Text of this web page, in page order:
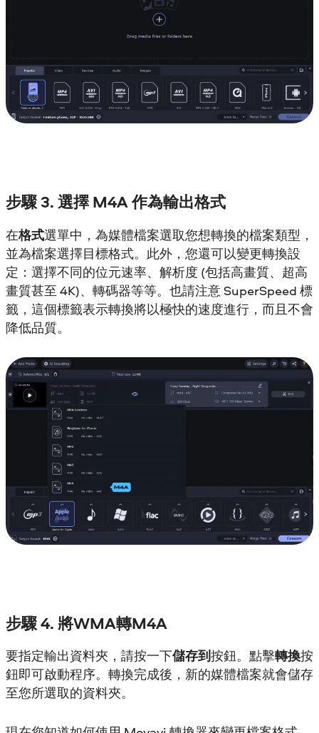
步驟 3. 選擇 M4A 作為輸出格式
在格式選單中，為媒體檔案選取您想轉換的檔案類型，
並為檔案選擇目標格式。此外，您還可以變更轉換設
定：選擇不同的位元速率、解析度 (包括高畫質、超高
畫質甚至 4K)、轉碼器等等。也請注意 SuperSpeed 標
籤，這個標籤表示轉換將以極快的速度進行，而且不會
降低品質。
步驟 4. 將WMA轉M4A
要指定輸出資料夾，請按一下儲存到按鈕。點擊轉換按
鈕即可啟動程序。轉換完成後，新的媒體檔案就會儲存
至您所選取的資料夾。